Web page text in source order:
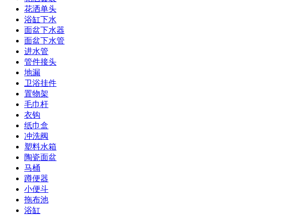
花洒单头
浴缸下水
面盆下水器
面盆下水管
进水管
管件接头
地漏
卫浴挂件
置物架
毛巾杆
衣钩
纸巾盒
冲洗阀
塑料水箱
陶瓷面盆
马桶
蹲便器
小便斗
拖布池
浴缸